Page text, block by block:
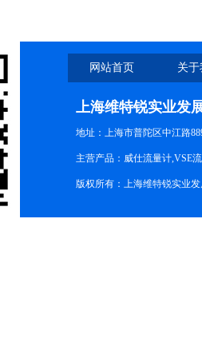
网站首页 关
上海维特锐实业发
地址：上海市普陀区中江路
主营产品：威仕流量计,VSE
版权所有：上海维特锐实业